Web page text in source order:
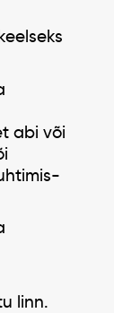
abi või
linn.